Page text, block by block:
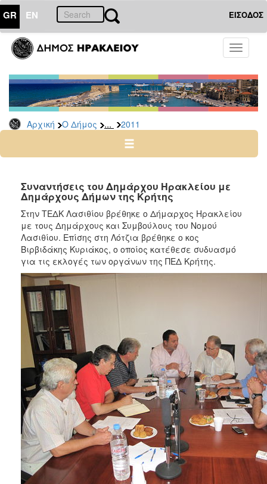
GR EN ΕΙΣΟΔΟΣ
Toggle
Αρχική Ο Δήμος ... 2011
ΔΗΜΟΣ
Δελτία
Τύπου
Αρχείο
2026
2024
2022
2021
2020
2019
2018
2017
2016
2015
2013
2012
2011
2010
2006
ΤΟΠΟΣ
Συναντήσεις του Δημάρχου Ηρακλείου με
Δημάρχους Δήμων της Κρήτης
Στην ΤΕΔΚ Λασιθίου βρέθηκε ο Δήμαρχος Ηρακλείου
με τους Δημάρχους και Συμβούλους του Νομού
Λασιθίου. Επίσης στη Λότζια βρέθηκε ο κος
Βιρβιδάκης Κυριάκος, ο οποίος κατέθεσε συδυασμό
για τις εκλογές των οργάνων της ΠΕΔ Κρήτης.